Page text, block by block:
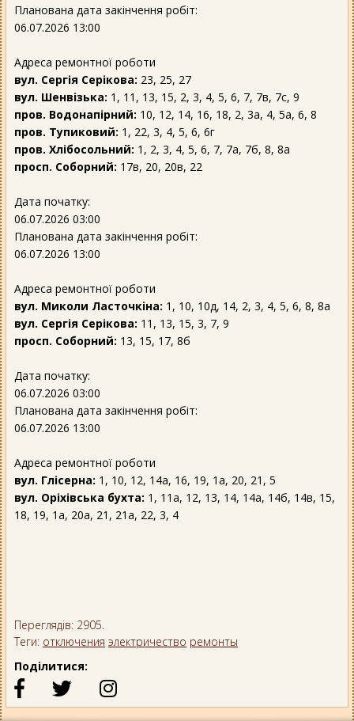
Планована дата закінчення робіт:
06.07.2026 13:00
Адреса ремонтної роботи
вул. Сергія Серікова: 23, 25, 27
вул. Шенвізька: 1, 11, 13, 15, 2, 3, 4, 5, 6, 7, 7в, 7с, 9
пров. Водонапірний: 10, 12, 14, 16, 18, 2, 3а, 4, 5а, 6, 8
пров. Тупиковий: 1, 22, 3, 4, 5, 6, 6г
пров. Хлібосольний: 1, 2, 3, 4, 5, 6, 7, 7а, 7б, 8, 8а
просп. Соборний: 17в, 20, 20в, 22
Дата початку:
06.07.2026 03:00
Планована дата закінчення робіт:
06.07.2026 13:00
Адреса ремонтної роботи
вул. Миколи Ласточкіна: 1, 10, 10д, 14, 2, 3, 4, 5, 6, 8, 8а
вул. Сергія Серікова: 11, 13, 15, 3, 7, 9
просп. Соборний: 13, 15, 17, 8б
Дата початку:
06.07.2026 03:00
Планована дата закінчення робіт:
06.07.2026 13:00
Адреса ремонтної роботи
вул. Глісерна: 1, 10, 12, 14а, 16, 19, 1а, 20, 21, 5
вул. Оріхівська бухта: 1, 11а, 12, 13, 14, 14а, 14б, 14в, 15,
18, 19, 1а, 20а, 21, 21а, 22, 3, 4
Переглядів: 2905.
Теги: отключения электричество ремонты
Поділитися: